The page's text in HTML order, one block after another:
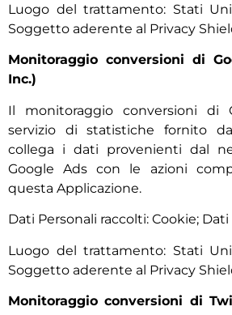
Luogo del trattamento: Stati
Soggetto aderente al Privacy
Monitoraggio conversioni di
Inc.)
Il monitoraggio conversioni di
servizio di statistiche fornito
collega i dati provenienti dal
Google Ads con le azioni
questa Applicazione.
Dati Personali raccolti: Cookie;
Luogo del trattamento: Stati
Soggetto aderente al Privacy
Monitoraggio conversioni di